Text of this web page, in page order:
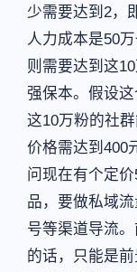
少需要达到2，
人力成本是50
则需要达到这
强保本。假设
这10万粉的社
价格需达到400
问现在有个定
品，要做私域
号等渠道导流
的话，只能是前